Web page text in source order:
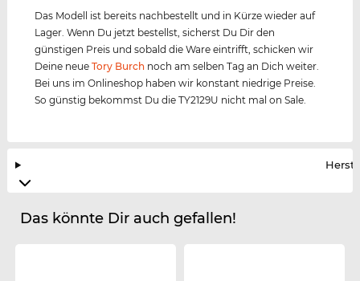
Das Modell ist bereits nachbestellt und in Kürze wieder auf
Lager. Wenn Du jetzt bestellst, sicherst Du Dir den
günstigen Preis und sobald die Ware eintrifft, schicken wir
Deine neueTory Burch noch am selben Tag an Dich weiter.
Bei uns im Onlineshop haben wir konstant niedrige Preise.
So günstig bekommst Du die TY2129U nicht mal on Sale.
Das könnte Dir auch gefallen!